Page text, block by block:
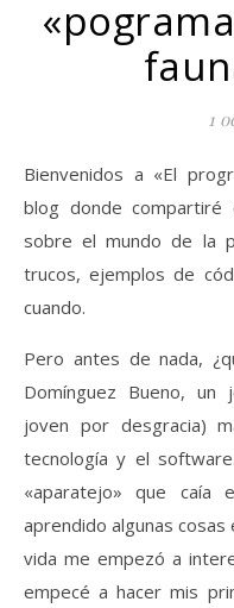
1
Bienvenidos a «El programador Ibérico», un intento de
blog donde compartiré
sobre el mundo de la
trucos, ejemplos de
cuando.
Pero antes de nada,
Domínguez Bueno, un
joven por desgracia)
tecnología y el
«aparatejo» que
aprendido algunas cosas
vida me empezó a
empecé a hacer mis